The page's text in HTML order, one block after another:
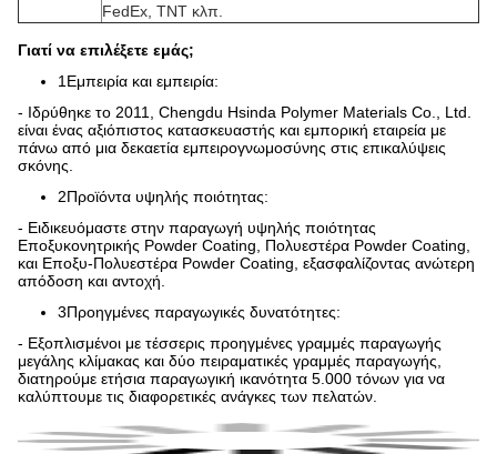
FedEx, TNT κλπ.
Γιατί να επιλέξετε εμάς;
1Εμπειρία και εμπειρία:
- Ιδρύθηκε το 2011, Chengdu Hsinda Polymer Materials Co., Ltd.
είναι ένας αξιόπιστος κατασκευαστής και εμπορική εταιρεία με
πάνω από μια δεκαετία εμπειρογνωμοσύνης στις επικαλύψεις
σκόνης.
2Προϊόντα υψηλής ποιότητας:
- Ειδικευόμαστε στην παραγωγή υψηλής ποιότητας
Εποξυκονητρικής Powder Coating, Πολυεστέρα Powder Coating,
και Εποξυ-Πολυεστέρα Powder Coating, εξασφαλίζοντας ανώτερη
απόδοση και αντοχή.
3Προηγμένες παραγωγικές δυνατότητες:
- Εξοπλισμένοι με τέσσερις προηγμένες γραμμές παραγωγής
μεγάλης κλίμακας και δύο πειραματικές γραμμές παραγωγής,
διατηρούμε ετήσια παραγωγική ικανότητα 5.000 τόνων για να
καλύπτουμε τις διαφορετικές ανάγκες των πελατών.